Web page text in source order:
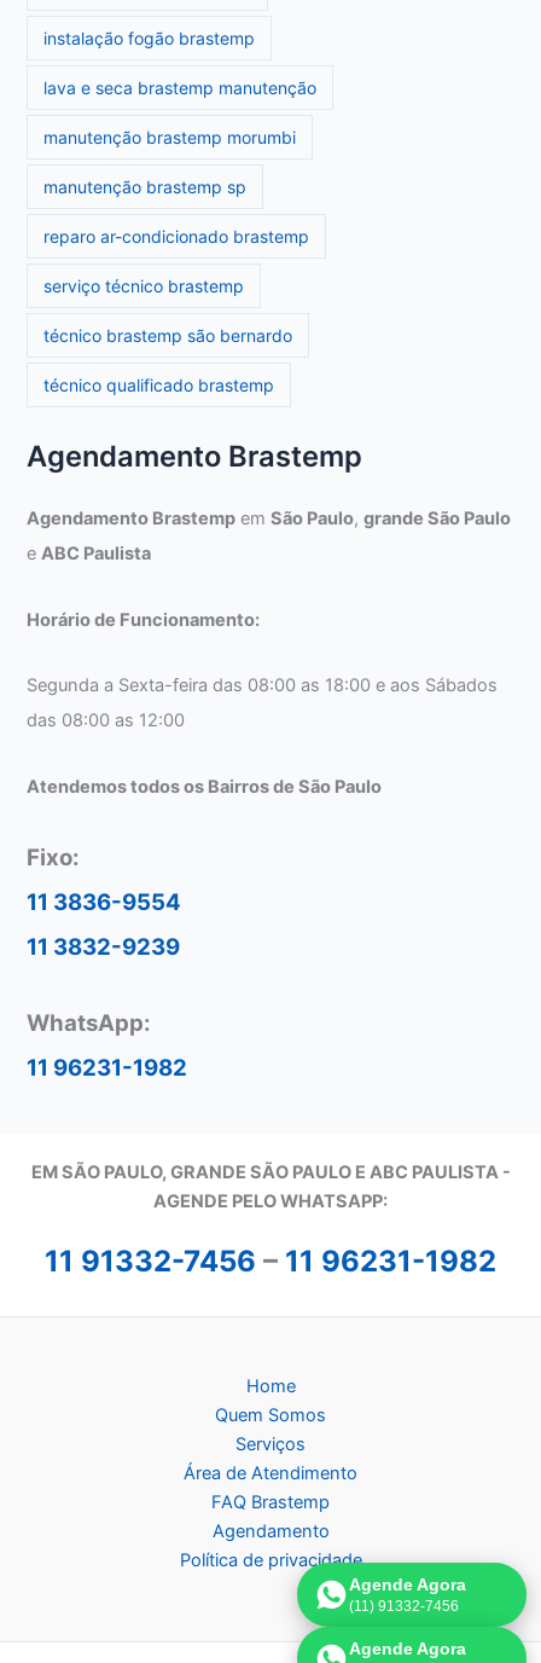
instalação fogão brastemp
lava e seca brastemp manutenção
manutenção brastemp morumbi
manutenção brastemp sp
reparo ar-condicionado brastemp
serviço técnico brastemp
técnico brastemp são bernardo
técnico qualificado brastemp
Agendamento Brastemp
Agendamento Brastemp emSão Paulo,grande São Paulo
eABC Paulista
Horário de Funcionamento:
Segunda a Sexta-feira das 08:00 as 18:00 e aos Sábados
das 08:00 as 12:00
Atendemos todos os Bairros de São Paulo
Fixo:
11 3836-9554
11 3832-9239
WhatsApp:
11 96231-1982
EM SÃO PAULO, GRANDE SÃO PAULO E ABC PAULISTA -
AGENDE PELO WHATSAPP:
11 91332-7456 – 11 96231-1982
Home
Quem Somos
Serviços
Área de Atendimento
FAQ Brastemp
Agendamento
Política de privacidade
Agende Agora
(11) 91332-7456
Agende Agora